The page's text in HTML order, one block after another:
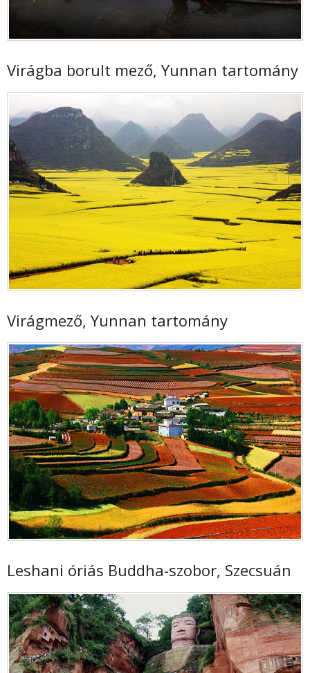
Virágba borult mező, Yunnan tartomány
Virágmező, Yunnan tartomány
Leshani óriás Buddha-szobor, Szecsuán